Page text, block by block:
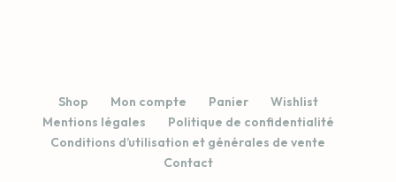
Shop Mon compte Panier
Wishlist
Mentions légales
Politique de confidentialité
Conditions d’utilisation et générales de vente
Contact